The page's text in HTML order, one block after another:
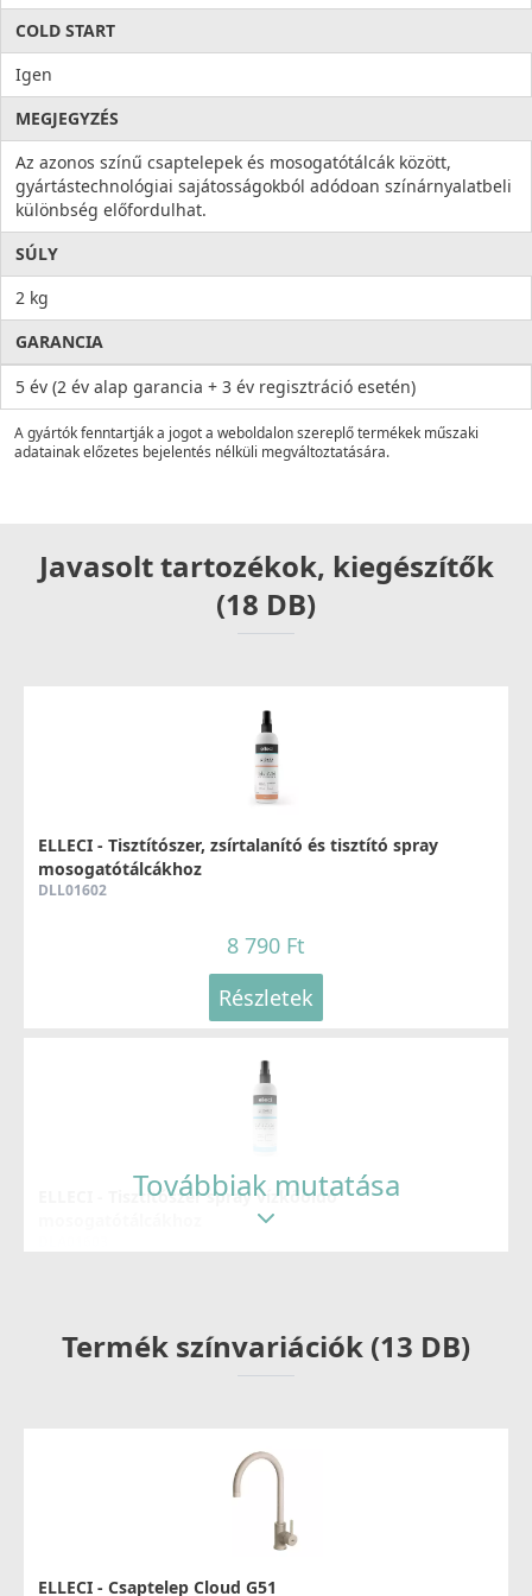
COLD START
Igen
MEGJEGYZÉS
Az azonos színű csaptelepek és mosogatótálcák között,
gyártástechnológiai sajátosságokból adódoan színárnyalatbeli
különbség előfordulhat.
SÚLY
2 kg
GARANCIA
5 év (2 év alap garancia + 3 év regisztráció esetén)
A gyártók fenntartják a jogot a weboldalon szereplő termékek műszaki
adatainak előzetes bejelentés nélküli megváltoztatására.
Javasolt tartozékok, kiegészítők
(18 DB)
ELLECI - Tisztítószer, zsírtalanító és tisztító spray
mosogatótálcákhoz
DLL01602
8 790 Ft
Részletek
ELLECI - Tisztítószer spray vízkőoldó
Részletek
ELLECI - Gránit mosogatótálca Unico CORNER sarok
Továbbiak mutatása
Termék színvariációk (13 DB)
ELLECI - Csaptelep Cloud G51